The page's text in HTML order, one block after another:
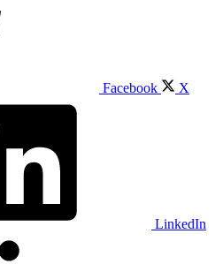
Facebook X
LinkedIn